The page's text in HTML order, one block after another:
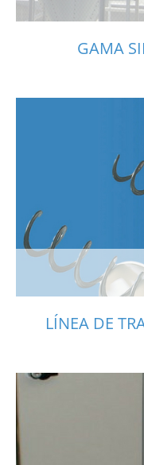
GAMA
LÍNEA DE